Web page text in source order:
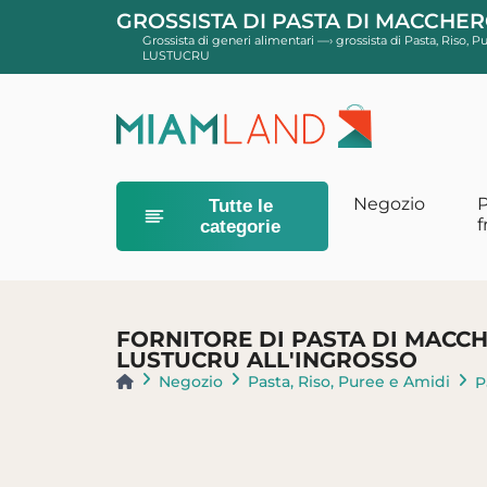
GROSSISTA DI PASTA DI
Grossista di generi alimentari —› grossista di Pasta, Riso,
LUSTUCRU
Tutte le
categorie
Pasto per
Negozio
FORNITORE DI PASTA DI
LUSTUCRU ALL'INGROSSO
Negozio Pasta, Riso, Puree e Amidi